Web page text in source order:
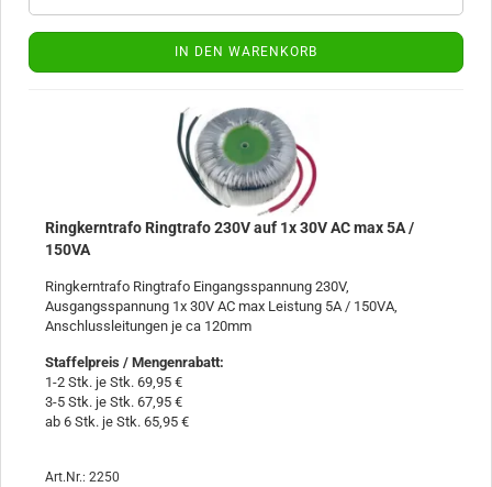
IN DEN WARENKORB
Ringkerntrafo Ringtrafo 230V auf 1x 30V AC max 5A /
150VA
Ringkerntrafo Ringtrafo Eingangsspannung 230V,
Ausgangsspannung 1x 30V AC max Leistung 5A / 150VA,
Anschlussleitungen je ca 120mm
Staffelpreis / Mengenrabatt:
1-2 Stk. je Stk. 69,95 €
3-5 Stk. je Stk. 67,95 €
ab 6 Stk. je Stk. 65,95 €
Art.Nr.: 2250